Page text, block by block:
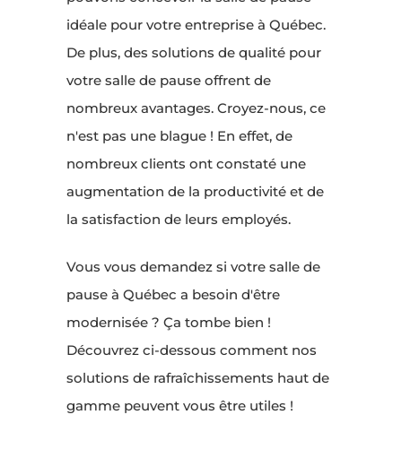
idéale pour votre entreprise à Québec.
De plus, des solutions de qualité pour
votre salle de pause offrent de
nombreux avantages. Croyez-nous, ce
n'est pas une blague ! En effet, de
nombreux clients ont constaté une
augmentation de la productivité et de
la satisfaction de leurs employés.
Vous vous demandez si votre salle de
pause à Québec a besoin d'être
modernisée ? Ça tombe bien !
Découvrez ci-dessous comment nos
solutions de rafraîchissements haut de
gamme peuvent vous être utiles !